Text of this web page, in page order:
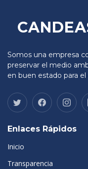
Somos una empresa
preservar el medio
en buen estado para
Enlaces Rápidos
Inicio
Transparencia